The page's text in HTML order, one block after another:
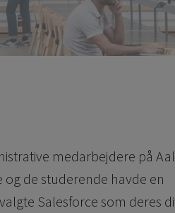
medarbejdere på
de studerende havde en
Salesforce som deres